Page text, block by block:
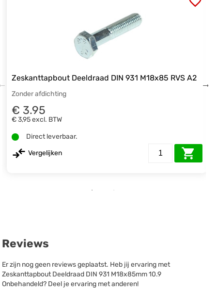
Zeskanttapbout Deeldraad DIN 931 M18x85 RVS A2
Zonder afdichting
€ 3.95
€ 3,95excl. BTW
Direct leverbaar.
Vergelijken
Reviews
Er zijn nog geen reviews geplaatst. Heb jij ervaring met
Zeskanttapbout Deeldraad DIN 931 M18x85mm 10.9
Onbehandeld? Deel je ervaring met anderen!